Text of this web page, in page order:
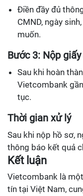
Điền đầy đủ
CMND, ngày
muốn.
Bước 3: Nộp
Sau khi hoàn
Vietcombank
tục.
Thời gian xử lý
Sau khi nộp hồ sơ,
thông báo kết quả
Kết luận
Vietcombank là
tín tại Việt Nam,